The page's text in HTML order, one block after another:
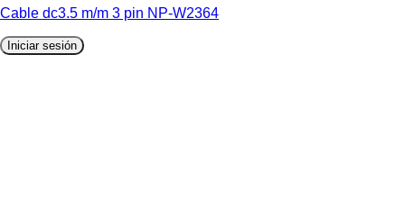
Cable dc3.5 m/m 3 pin NP-W2364
Iniciar sesión